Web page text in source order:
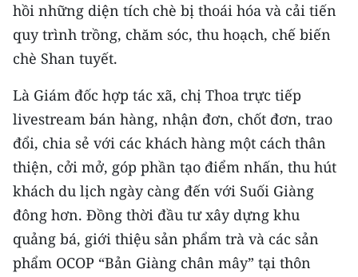
NHÂN DÂN HẰNG THÁNG
MUA BÁO
ĐỌC BÁO IN
ENGLISH
中文
FRANÇAIS
РУССКИЙ
hồi những diện tích chè bị thoái hóa và cải tiến
quy trình trồng, chăm sóc, thu hoạch, chế biến
chè Shan tuyết.
Là Giám đốc hợp tác xã, chị Thoa trực tiếp
livestream bán hàng, nhận đơn, chốt đơn, trao
đổi, chia sẻ với các khách hàng một cách thân
thiện, cởi mở, góp phần tạo điểm nhấn, thu hút
khách du lịch ngày càng đến với Suối Giàng
đông hơn. Đồng thời đầu tư xây dựng khu
quảng bá, giới thiệu sản phẩm trà và các sản
phẩm OCOP “Bản Giàng chân mây” tại thôn